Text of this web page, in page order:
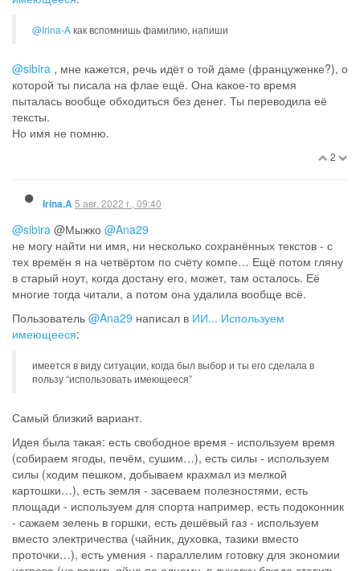
@Irina-Aкак вспомнишь фамилию, напиши
@sibira , мне кажется, речь идёт о той даме (француженке?), о
которой ты писала на флае ещё. Она какое-то время
пыталась вообще обходиться без денег. Ты переводила её
тексты.
Но имя не помню.
2
Irina.A5 авг. 2022 г., 09:40
@sibira @Мыжко @Ana29
не могу найти ни имя, ни несколько сохранённых текстов - с
тех времён я на четвёртом по счёту компе… Ещё потом гляну
в старый ноут, когда достану его, может, там осталось. Её
многие тогда читали, а потом она удалила вообще всё.
Пользователь @Ana29 написал в ИИ... Используем
имеющееся:
имеется в виду ситуации, когда был выбор и ты его сделала в
пользу “использовать имеющееся”
Самый близкий вариант.
Идея была такая: есть свободное время - используем время
(собираем ягоды, печём, сушим…), есть силы - используем
силы (ходим пешком, добываем крахмал из мелкой
картошки…), есть земля - засеваем полезностями, есть
площади - используем для спорта например, есть подоконник
- сажаем зелень в горшки, есть дешёвый газ - используем
вместо электричества (чайник, духовка, тазики вместо
проточки…), есть умения - параллелим готовку для экономии